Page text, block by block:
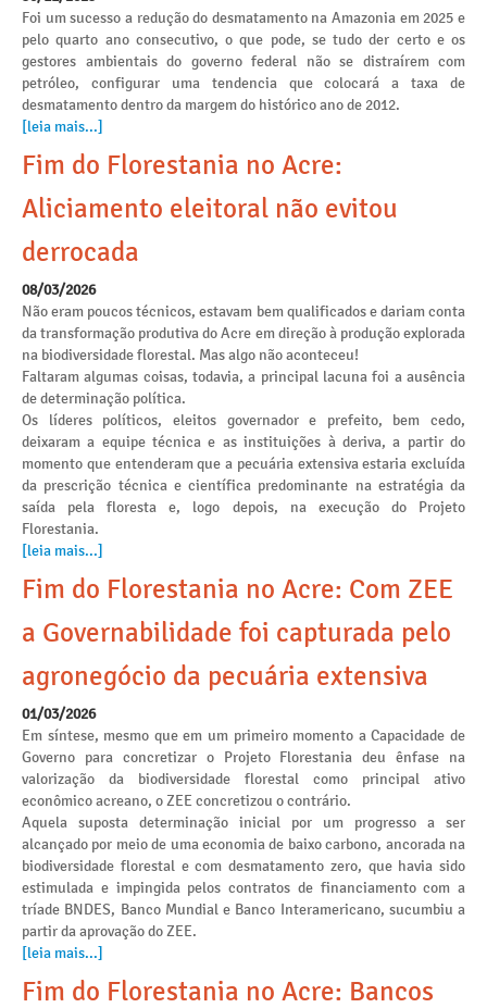
Foi um sucesso a redução do desmatamento na Amazonia em 2025 e
pelo quarto ano consecutivo, o que pode, se tudo der certo e os
gestores ambientais do governo federal não se distraírem com
petróleo, configurar uma tendencia que colocará a taxa de
desmatamento dentro da margem do histórico ano de 2012.
[leia mais...]
Fim do Florestania no Acre:
Aliciamento eleitoral não evitou
derrocada
08/03/2026
Não eram poucos técnicos, estavam bem qualificados e dariam conta
da transformação produtiva do Acre em direção à produção explorada
na biodiversidade florestal. Mas algo não aconteceu!
Faltaram algumas coisas, todavia, a principal lacuna foi a ausência
de determinação política.
Os líderes políticos, eleitos governador e prefeito, bem cedo,
deixaram a equipe técnica e as instituições à deriva, a partir do
momento que entenderam que a pecuária extensiva estaria excluída
da prescrição técnica e científica predominante na estratégia da
saída pela floresta e, logo depois, na execução do Projeto
Florestania.
[leia mais...]
Fim do Florestania no Acre: Com ZEE
a Governabilidade foi capturada pelo
agronegócio da pecuária extensiva
01/03/2026
Em síntese, mesmo que em um primeiro momento a Capacidade de
Governo para concretizar o Projeto Florestania deu ênfase na
valorização da biodiversidade florestal como principal ativo
econômico acreano, o ZEE concretizou o contrário.
Aquela suposta determinação inicial por um progresso a ser
alcançado por meio de uma economia de baixo carbono, ancorada na
biodiversidade florestal e com desmatamento zero, que havia sido
estimulada e impingida pelos contratos de financiamento com a
tríade BNDES, Banco Mundial e Banco Interamericano, sucumbiu a
partir da aprovação do ZEE.
[leia mais...]
Fim do Florestania no Acre: Bancos